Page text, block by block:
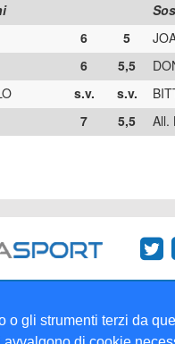
o gli strumenti terzi da
6 5
6 5,5
s.v. s.v.
7 5,5 All.
noi